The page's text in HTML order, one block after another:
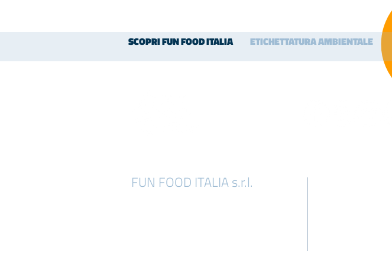
SCOPRI FUN FOOD ITALIA ETICHETTATURA AMBIENTALE
FUN FOOD ITALIA s.r.l.